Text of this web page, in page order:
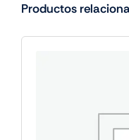
Productos